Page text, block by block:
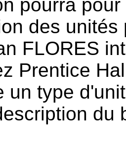
pourra
des
FLORES
Prentice
un type
du